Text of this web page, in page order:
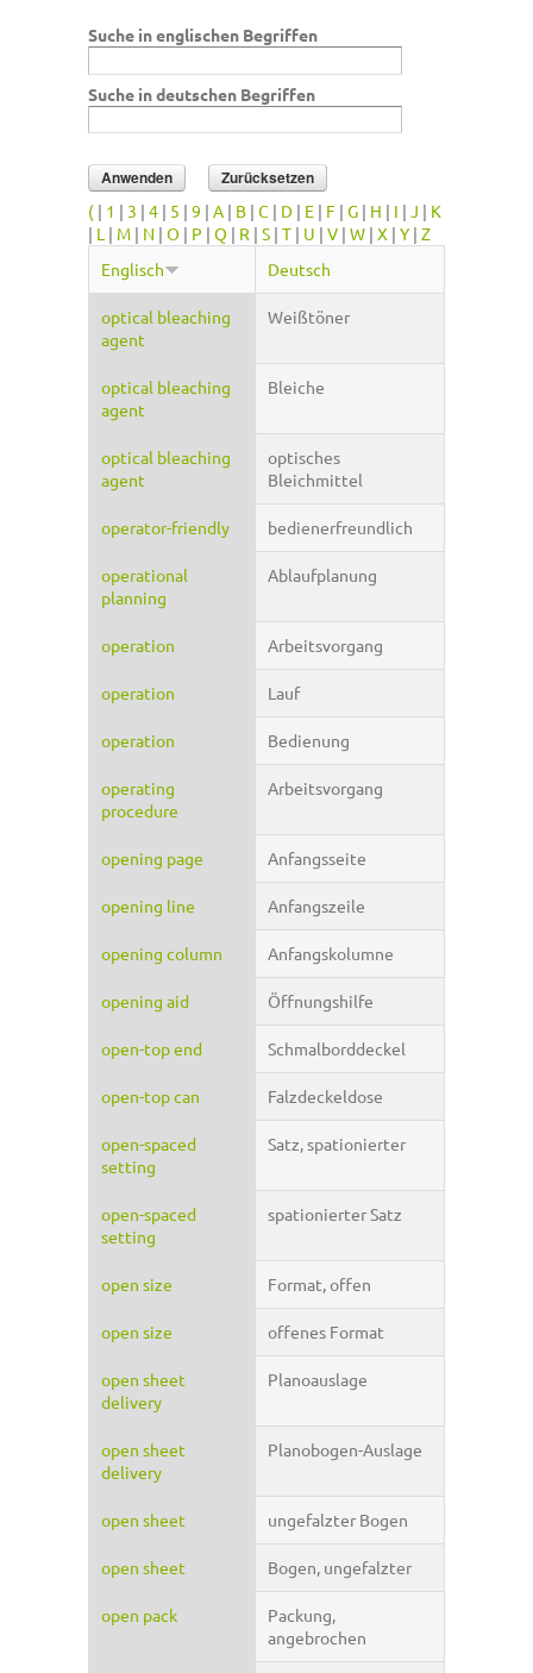
Suche in englischen Begriffen
Suche in deutschen Begriffen
( | 1 | 3 | 4 | 5 | 9 | A | B | C | D | E | F | G | H | I | J | K
| L | M | N | O | P | Q | R | S | T | U | V | W | X | Y | Z
Englisch
Deutsch
optical bleaching
agent
Weißtöner
optical bleaching
agent
Bleiche
optical bleaching
agent
optisches
Bleichmittel
operator-friendly bedienerfreundlich
operational
planning
Ablaufplanung
operation Arbeitsvorgang
operation Lauf
operation Bedienung
operating
procedure
Arbeitsvorgang
opening page Anfangsseite
opening line Anfangszeile
opening column Anfangskolumne
opening aid Öffnungshilfe
open-top end Schmalborddeckel
open-top can Falzdeckeldose
open-spaced
setting
Satz, spationierter
open-spaced
setting
spationierter Satz
open size Format, offen
open size offenes Format
open sheet
delivery
Planoauslage
open sheet
delivery
Planobogen-Auslage
open sheet ungefalzter Bogen
open sheet Bogen, ungefalzter
open pack
Packung,
angebrochen